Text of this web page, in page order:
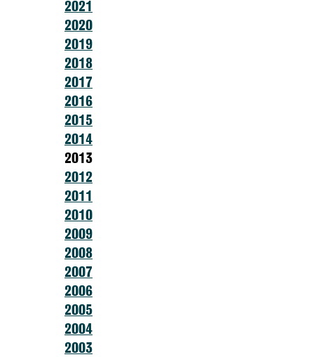
2021
2020
2019
2018
2017
2016
2015
2014
2013
2012
2011
2010
2009
2008
2007
2006
2005
2004
2003